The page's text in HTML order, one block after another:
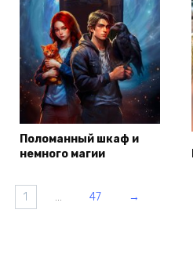
Поломанный шкаф и
немного магии
1 … 47 →